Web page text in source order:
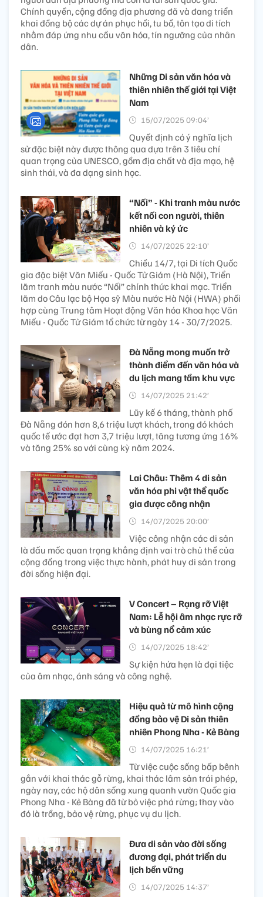
Chính quyền, cộng đồng địa phương đã và đang triển
khai đồng bộ các dự án phục hồi, tu bổ, tôn tạo di tích
nhằm đáp ứng nhu cầu văn hóa, tín ngưỡng của nhân
dân.
Những Di sản văn hóa và
thiên nhiên thế giới tại Việt
Nam
15/07/2025 09:04’
Quyết định có ý nghĩa lịch
sử đặc biệt này được thông qua dựa trên 3 tiêu chí
quan trọng của UNESCO, gồm địa chất và địa mạo, hệ
sinh thái, và đa dạng sinh học.
“Nối” - Khi tranh màu nước
kết nối con người, thiên
nhiên và ký ức
14/07/2025 22:10’
Chiều 14/7, tại Di tích Quốc
gia đặc biệt Văn Miếu - Quốc Tử Giám (Hà Nội), Triển
lãm tranh màu nước “Nối” chính thức khai mạc. Triển
lãm do Câu lạc bộ Họa sỹ Màu nước Hà Nội (HWA) phối
hợp cùng Trung tâm Hoạt động Văn hóa Khoa học Văn
Miếu - Quốc Tử Giám tổ chức từ ngày 14 - 30/7/2025.
Đà Nẵng mong muốn trở
thành điểm đến văn hóa và
du lịch mang tầm khu vực
14/07/2025 21:42’
Lũy kế 6 tháng, thành phố
Đà Nẵng đón hơn 8,6 triệu lượt khách, trong đó khách
quốc tế ước đạt hơn 3,7 triệu lượt, tăng tương ứng 16%
và tăng 25% so với cùng kỳ năm 2024.
Lai Châu: Thêm 4 di sản
văn hóa phi vật thể quốc
gia được công nhận
14/07/2025 20:00’
Việc công nhận các di sản
là dấu mốc quan trọng khẳng định vai trò chủ thể của
cộng đồng trong việc thực hành, phát huy di sản trong
đời sống hiện đại.
V Concert – Rạng rỡ Việt
Nam: Lễ hội âm nhạc rực rỡ
và bùng nổ cảm xúc
14/07/2025 18:42’
Sự kiện hứa hẹn là đại tiệc
của âm nhạc, ánh sáng và công nghệ.
Hiệu quả từ mô hình cộng
đồng bảo vệ Di sản thiên
nhiên Phong Nha - Kẻ Bàng
14/07/2025 16:21’
Từ việc cuộc sống bấp bênh
gắn với khai thác gỗ rừng, khai thác lâm sản trái phép,
ngày nay, các hộ dân sống xung quanh vườn Quốc gia
Phong Nha - Kẻ Bàng đã từ bỏ việc phá rừng; thay vào
đó là trồng, bảo vệ rừng, phục vụ du lịch.
Đưa di sản vào đời sống
đương đại, phát triển du
lịch bền vững
14/07/2025 14:37’